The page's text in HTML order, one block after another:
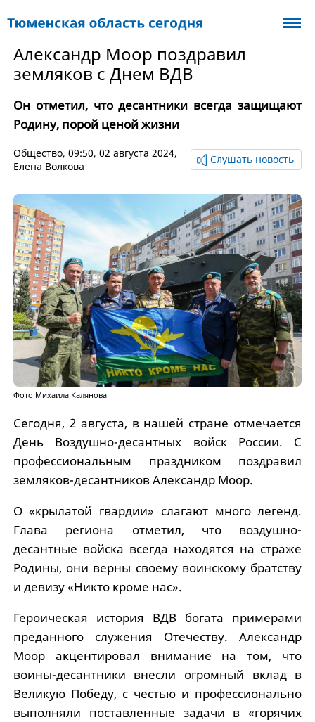
Александр Моор поздравил
земляков с Днем ВДВ
Он отметил, что десантники всегда защищают
Родину, порой ценой жизни
Общество, 09:50, 02 августа 2024,
Елена Волкова
Слушать новость
Фото Михаила Калянова
Сегодня, 2 августа, в нашей стране отмечается
День Воздушно-десантных войск России. С
профессиональным праздником поздравил
земляков-десантников Александр Моор.
О «крылатой гвардии» слагают много легенд.
Глава региона отметил, что воздушно-
десантные войска всегда находятся на страже
Родины, они верны своему воинскому братству
и девизу «Никто кроме нас».
Героическая история ВДВ богата примерами
преданного служения Отечеству. Александр
Моор акцентировал внимание на том, что
воины-десантники внесли огромный вклад в
Великую Победу, с честью и профессионально
выполняли поставленные задачи в «горячих